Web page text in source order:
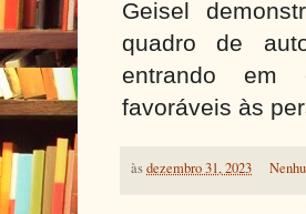
Geisel
quadro de
entrando em
favoráveis às
àsdezembro 31, 2023